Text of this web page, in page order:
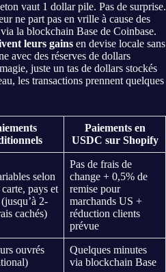
vaut 1 dollar pile. Pas de surprise.
ne part pas en vrille à cause des
la blockchain Base de Coinbase.
leurs gains en devise locale sans
avec des réserves de dollars
juste un tas de dollars stockés
les transactions prennent quelques
Paiements en
USDC sur Shopify
selon
pays et
2-
cachés)
Pas de frais de
change + 0,5% de
remise pour
marchands US +
réduction clients
prévue
ouvrés
Quelques minutes
via blockchain Base